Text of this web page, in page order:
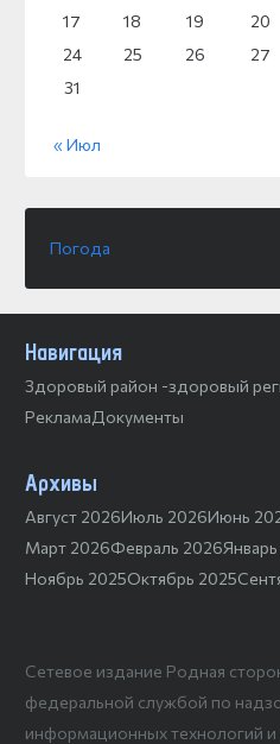
17
18 19 20
24
25 26 27
31
« Июл
Погода
Навигация
Здоровый район -здоровый
РекламаДокументы
Архивы
Август 2026Июль 2026Июнь
Март 2026Февраль 2026
Ноябрь 2025Октябрь 2025
Сетевое издание Родная
федеральной службой по
информационных технологий